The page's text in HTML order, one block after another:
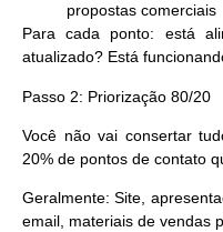
propostas comerciais
Para cada ponto: está
atualizado? Está
Passo 2: Priorização 80/20
Você não vai consertar
20% de pontos de contato
Geralmente: Site,
email, materiais de vendas